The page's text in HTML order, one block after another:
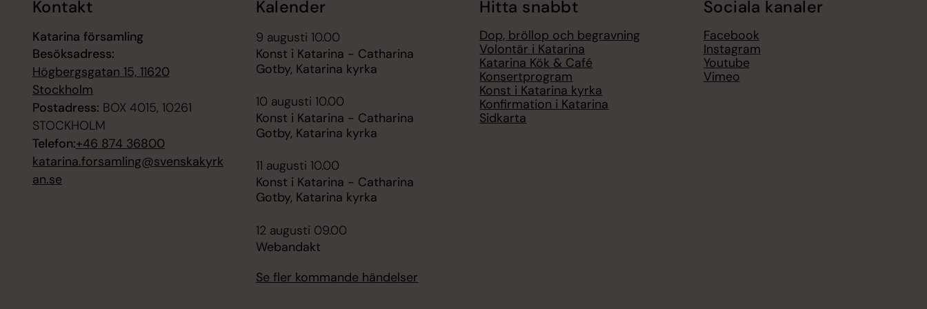
Kontakt
Katarina församling
Besöksadress:
Högbergsgatan 15, 11620
Stockholm
Postadress: BOX 4015, 10261
STOCKHOLM
Telefon:+46 874 36800
katarina.forsamling@svenskakyrk
an.se
Kalender
9 augusti 10.00
Konst i Katarina - Catharina
Gotby, Katarina kyrka
10 augusti 10.00
Konst i Katarina - Catharina
Gotby, Katarina kyrka
11 augusti 10.00
Konst i Katarina - Catharina
Gotby, Katarina kyrka
12 augusti 09.00
Webandakt
Se fler kommande händelser
Hitta snabbt
Dop, bröllop och begravning
Volontär i Katarina
Katarina Kök & Café
Konsertprogram
Konst i Katarina kyrka
Konfirmation i Katarina
Sidkarta
Sociala kanaler
Facebook
Instagram
Youtube
Vimeo